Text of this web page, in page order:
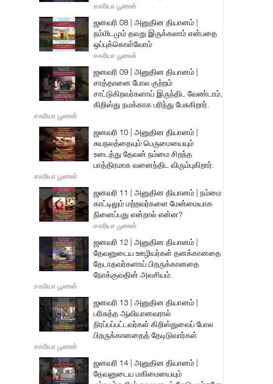
சகரியா பூணன்
ஜனவரி 08 | அனுதின தியானம் |
நம்மிடமும் தவறு இருக்கலாம் என்பதை
ஒப்புக்கொள்வோம்
சகரியா பூணன்
ஜனவரி 09 | அனுதின தியானம் |
சாத்தானை போல குற்றம்
சாட்டுகிறவர்களாய் இருந்திட வேண்டாம்,
கிறிஸ்து நமக்காக பரிந்து பேசுகிறார்.
சகரியா பூணன்
ஜனவரி 10 | அனுதின தியானம் |
சுயநலத்தையும் பெருமையையும்
உடைத்து தேவன் நம்மை சிறந்த
பாத்திரமாக வனைந்திட விரும்புகிறார்.
சகரியா பூணன்
ஜனவரி 11 | அனுதின தியானம் | நம்மை
காட்டிலும் மற்றவர்களை மேன்மையாக
நினைப்பது என்றால் என்ன?
சகரியா பூணன்
ஜனவரி 12 | அனுதின தியானம் |
தேவனுடைய ஊழியர்கள் தனக்கானதை
தேடாதவர்களாய் பிறருக்கானதை
நோக்குவதின் அவசியம்.
சகரியா பூணன்
ஜனவரி 13 | அனுதின தியானம் |
பரிசுத்த ஆவியானவரால்
நிரப்பப்பட்டவர்கள் கிறிஸ்துவைப் போல
பிறருக்கானதைத் தேடிடுவார்கள்
சகரியா பூணன்
ஜனவரி 14 | அனுதின தியானம் |
தேவனுடைய மகிமையையும்